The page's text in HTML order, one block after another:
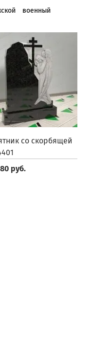
военный
со скорбящей
руб.